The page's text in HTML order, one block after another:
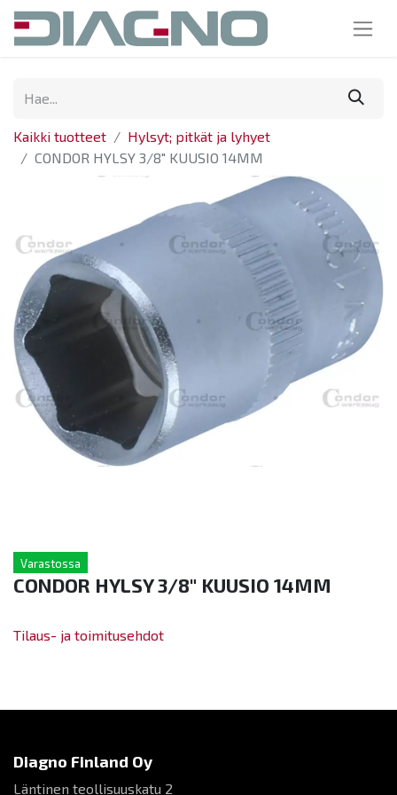
Kaikki tuotteet
Hylsyt; pitkät ja lyhyet
CONDOR HYLSY 3/8" KUUSIO 14MM
Varastossa
CONDOR HYLSY 3/8" KUUSIO 14MM
Tilaus- ja toimitusehdot
Diagno Finland Oy
Läntinen teollisuuskatu 2